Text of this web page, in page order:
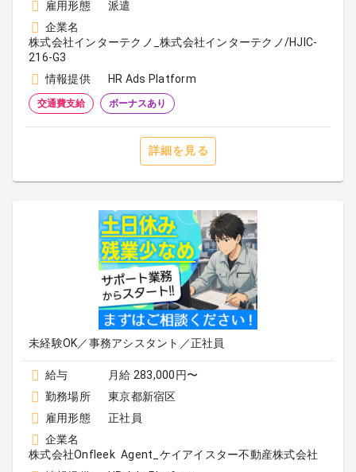
雇用形態
派遣
企業名
株式会社インターテクノ_株式会社インターテクノ/HJIC-
216-G3
情報提供
HR Ads Platform
交通費支給 ボーナスあり
詳細を見る
未経験OK／事務アシスタント／正社員
給与
月給 283,000円〜
勤務場所
東京都新宿区
雇用形態
正社員
企業名
株式会社Onfleek Agent_ケイアイスター不動産株式会社